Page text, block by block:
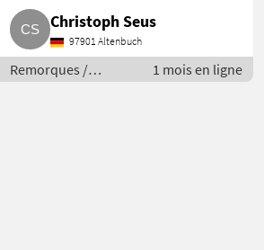
Christoph Seus
97901 Altenbuch
Remorques /
Remorques bennes
1 mois en ligne